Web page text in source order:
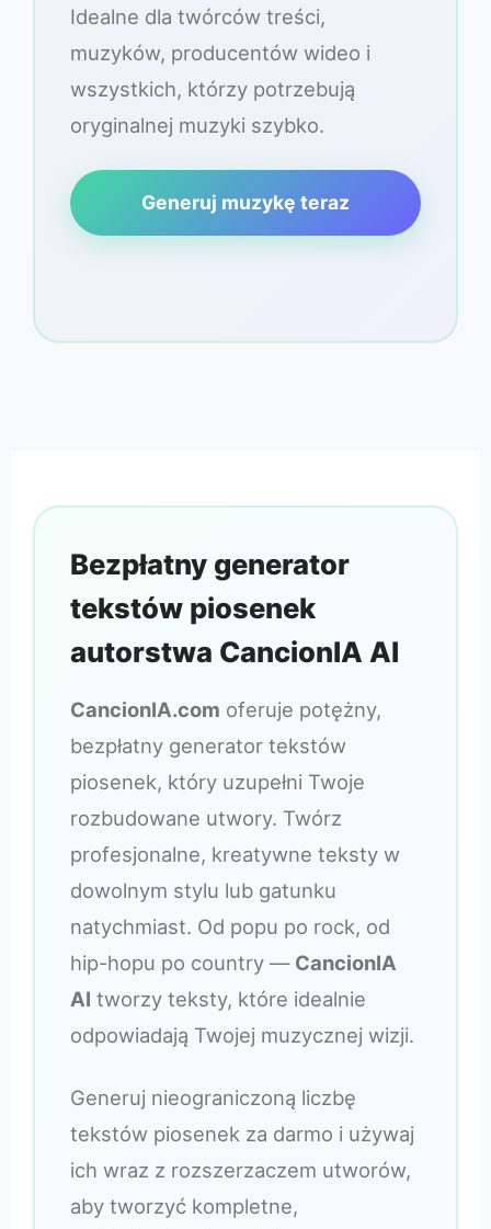
Idealne dla twórców treści,
muzyków, producentów wideo i
wszystkich, którzy potrzebują
oryginalnej muzyki szybko.
Generuj muzykę teraz
Bezpłatny generator
tekstów piosenek
autorstwa CancionIA AI
CancionIA.com oferuje potężny,
bezpłatny generator tekstów
piosenek, który uzupełni Twoje
rozbudowane utwory. Twórz
profesjonalne, kreatywne teksty w
dowolnym stylu lub gatunku
natychmiast. Od popu po rock, od
hip-hopu po country — CancionIA
AI tworzy teksty, które idealnie
odpowiadają Twojej muzycznej wizji.
Generuj nieograniczoną liczbę
tekstów piosenek za darmo i używaj
ich wraz z rozszerzaczem utworów,
aby tworzyć kompletne,